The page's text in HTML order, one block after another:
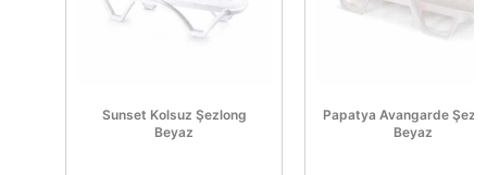
Sunset Kolsuz Şezlong
Beyaz
Papatya Avangarde
Beyaz